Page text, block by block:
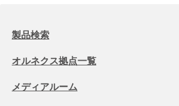
製品検索
オルネクス拠点一覧
メディアルーム